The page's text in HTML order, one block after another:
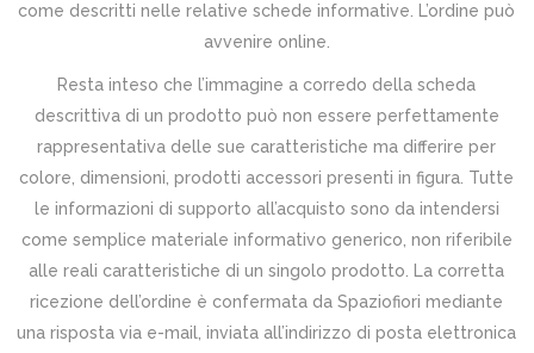
come descritti nelle relative schede informative. L’ordine può
avvenire online.
Resta inteso che l’immagine a corredo della scheda
descrittiva di un prodotto può non essere perfettamente
rappresentativa delle sue caratteristiche ma differire per
colore, dimensioni, prodotti accessori presenti in figura. Tutte
le informazioni di supporto all’acquisto sono da intendersi
come semplice materiale informativo generico, non riferibile
alle reali caratteristiche di un singolo prodotto. La corretta
ricezione dell’ordine è confermata da Spaziofiori mediante
una risposta via e-mail, inviata all’indirizzo di posta elettronica